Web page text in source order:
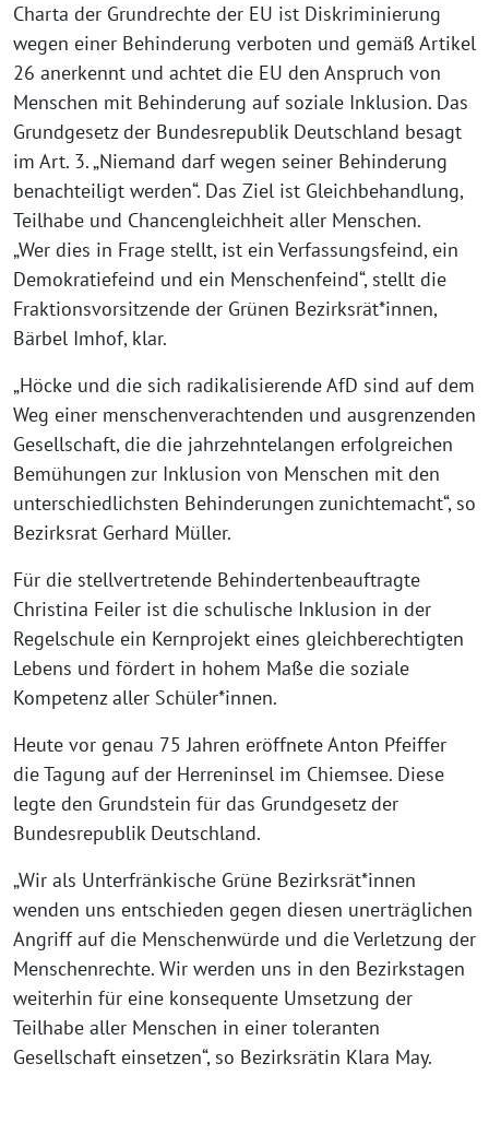
Charta der Grundrechte der EU ist Diskriminierung
wegen einer Behinderung verboten und gemäß Artikel
26 anerkennt und achtet die EU den Anspruch von
Menschen mit Behinderung auf soziale Inklusion. Das
Grundgesetz der Bundesrepublik Deutschland besagt
im Art. 3. „Niemand darf wegen seiner Behinderung
benachteiligt werden“. Das Ziel ist Gleichbehandlung,
Teilhabe und Chancengleichheit aller Menschen.
„Wer dies in Frage stellt, ist ein Verfassungsfeind, ein
Demokratiefeind und ein Menschenfeind“, stellt die
Fraktionsvorsitzende der Grünen Bezirksrät*innen,
Bärbel Imhof, klar.
„Höcke und die sich radikalisierende AfD sind auf dem
Weg einer menschenverachtenden und ausgrenzenden
Gesellschaft, die die jahrzehntelangen erfolgreichen
Bemühungen zur Inklusion von Menschen mit den
unterschiedlichsten Behinderungen zunichtemacht“, so
Bezirksrat Gerhard Müller.
Für die stellvertretende Behindertenbeauftragte
Christina Feiler ist die schulische Inklusion in der
Regelschule ein Kernprojekt eines gleichberechtigten
Lebens und fördert in hohem Maße die soziale
Kompetenz aller Schüler*innen.
Heute vor genau 75 Jahren eröffnete Anton Pfeiffer
die Tagung auf der Herreninsel im Chiemsee. Diese
legte den Grundstein für das Grundgesetz der
Bundesrepublik Deutschland.
„Wir als Unterfränkische Grüne Bezirksrät*innen
wenden uns entschieden gegen diesen unerträglichen
Angriff auf die Menschenwürde und die Verletzung der
Menschenrechte. Wir werden uns in den Bezirkstagen
weiterhin für eine konsequente Umsetzung der
Teilhabe aller Menschen in einer toleranten
Gesellschaft einsetzen“, so Bezirksrätin Klara May.